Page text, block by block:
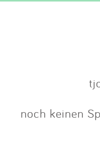
noch keinen